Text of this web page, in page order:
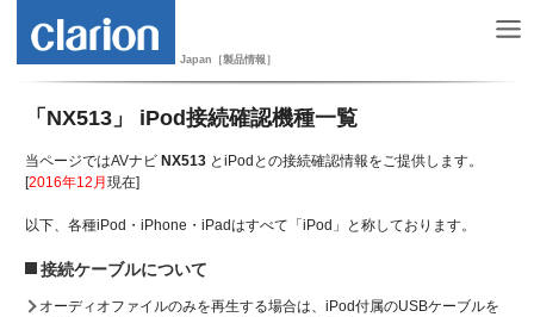
Japan［製品情報］
「NX513」 iPod接続確認機種一覧
当ページではAVナビ NX513 とiPodとの接続確認情報をご提供します。
[2016年12月現在]
以下、各種iPod・iPhone・iPadはすべて「iPod」と称しております。
接続ケーブルについて
オーディオファイルのみを再生する場合は、iPod付属のUSBケーブルを